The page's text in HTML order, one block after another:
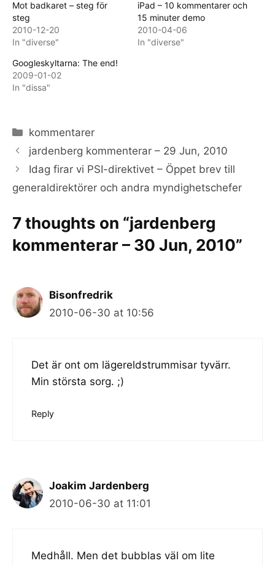
Mot badkaret – steg för
steg
2010-12-20
In "diverse"
iPad – 10 kommentarer och
15 minuter demo
2010-04-06
In "diverse"
Googleskyltarna: The end!
2009-01-02
In "dissa"
Categories
kommentarer
jardenberg kommenterar – 29 Jun, 2010
Idag firar vi PSI-direktivet – Öppet brev till
generaldirektörer och andra myndighetschefer
7 thoughts on “jardenberg
kommenterar – 30 Jun, 2010”
Bisonfredrik
2010-06-30 at 10:56
Det är ont om lägereldstrummisar tyvärr.
Min största sorg. ;)
Reply
Joakim Jardenberg
2010-06-30 at 11:01
Medhåll. Men det bubblas väl om lite